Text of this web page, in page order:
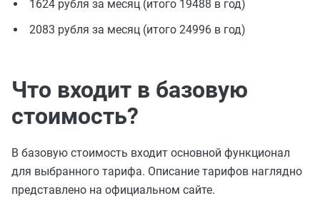
1624 рубля за месяц (итого 19488 в год)
2083 рубля за месяц (итого 24996 в год)
Что входит в базовую
стоимость?
В базовую стоимость входит основной функционал
для выбранного тарифа. Описание тарифов наглядно
представлено на официальном сайте.